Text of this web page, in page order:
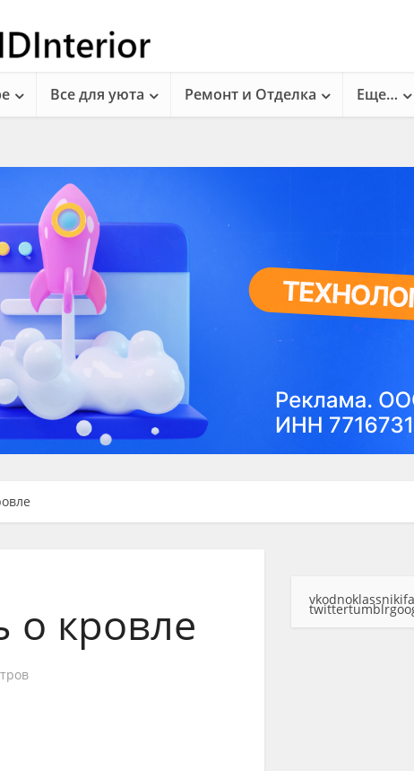
Все для уюта Ремонт и Отделка Еще…
о кровле vkodnoklassniki
twittertumblr